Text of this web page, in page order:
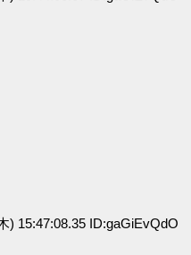
) 15:47:08.35 ID:gaGiEvQdO